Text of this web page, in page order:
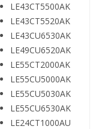
LE43CT5500AK
LE43CT5520AK
LE43CU6530AK
LE49CU6520AK
LE55CT2000AK
LE55CU5000AK
LE55CU5030AK
LE55CU6530AK
LE24CT1000AU